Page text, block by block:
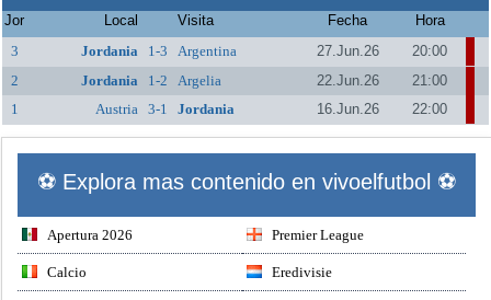
Jor Local Visita Fecha
Hora
3
Jordania 1-3 Argentina 27.Jun.26
20:00
2
Jordania 1-2 Argelia 22.Jun.26
21:00
1
Austria 3-1 Jordania 16.Jun.26 22:00
⚽ Explora mas contenido en vivoelfutbol ⚽
Apertura 2026 Premier League
Calcio Eredivisie